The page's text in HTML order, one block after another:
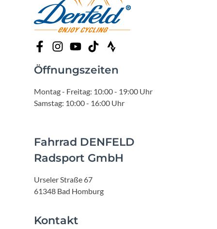
Öffnungszeiten
Montag - Freitag: 10:00 - 19:00 Uhr
Samstag: 10:00 - 16:00 Uhr
Fahrrad DENFELD
Radsport GmbH
Urseler Straße 67
61348 Bad Homburg
Kontakt